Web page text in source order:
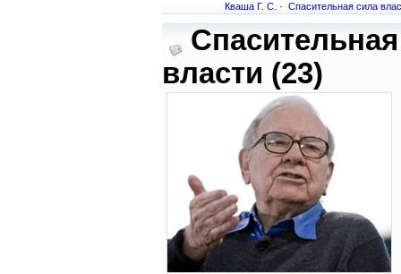
Кваша Г. С. · Спасительная сила
власти (23)